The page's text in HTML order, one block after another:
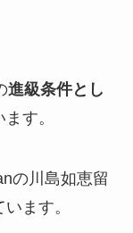
進級条件とし
す。
の川島如恵留
ます。